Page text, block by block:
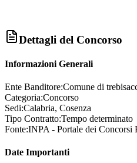
Dettagli del Concorso
Informazioni Generali
Ente Banditore:Comune di
Categoria:Concorso
Sedi:Calabria, Cosenza
Tipo Contratto:Tempo determinato
Fonte:INPA - Portale dei Concorsi
Date Importanti